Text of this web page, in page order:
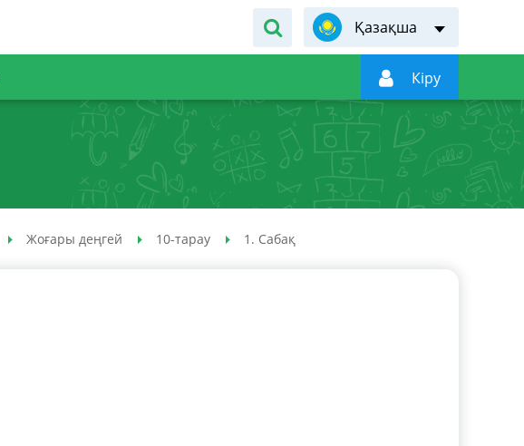
Қазақша
 Кiру
Жоғары деңгей 10-тарау 1. Сабақ